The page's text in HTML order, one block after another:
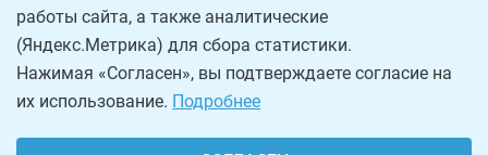
работы сайта, а также аналитические
(Яндекс.Метрика) для сбора статистики.
Нажимая «Согласен», вы подтверждаете согласие на
их использование. Подробнее